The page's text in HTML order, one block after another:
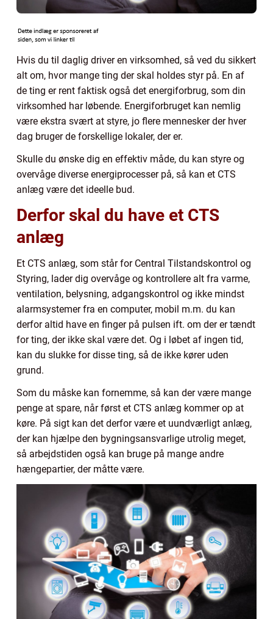
Hvis du til daglig driver en virksomhed, så ved du sikkert
alt om, hvor mange ting der skal holdes styr på. En af
de ting er rent faktisk også det energiforbrug, som din
virksomhed har løbende. Energiforbruget kan nemlig
være ekstra svært at styre, jo flere mennesker der hver
dag bruger de forskellige lokaler, der er.
Skulle du ønske dig en effektiv måde, du kan styre og
overvåge diverse energiprocesser på, så kan et CTS
anlæg være det ideelle bud.
Derfor skal du have et CTS
anlæg
Et CTS anlæg, som står for Central Tilstandskontrol og
Styring, lader dig overvåge og kontrollere alt fra varme,
ventilation, belysning, adgangskontrol og ikke mindst
alarmsystemer fra en computer, mobil m.m. du kan
derfor altid have en finger på pulsen ift. om der er tændt
for ting, der ikke skal være det. Og i løbet af ingen tid,
kan du slukke for disse ting, så de ikke kører uden
grund.
Som du måske kan fornemme, så kan der være mange
penge at spare, når først et CTS anlæg kommer op at
køre. På sigt kan det derfor være et uundværligt anlæg,
der kan hjælpe den bygningsansvarlige utrolig meget,
så arbejdstiden også kan bruge på mange andre
hængepartier, der måtte være.